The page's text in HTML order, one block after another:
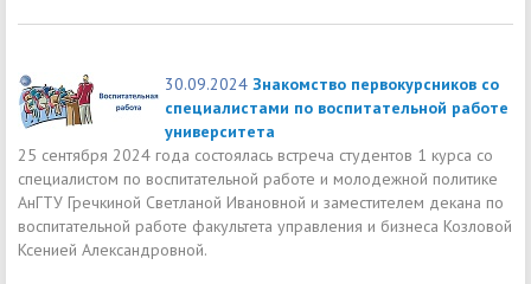
30.09.2024 Знакомство первокурсников со
специалистами по воспитательной работе
университета
25 сентября 2024 года состоялась встреча студентов 1 курса со
специалистом по воспитательной работе и молодежной политике
АнГТУ Гречкиной Светланой Ивановной и заместителем декана по
воспитательной работе факультета управления и бизнеса Козловой
Ксенией Александровной.